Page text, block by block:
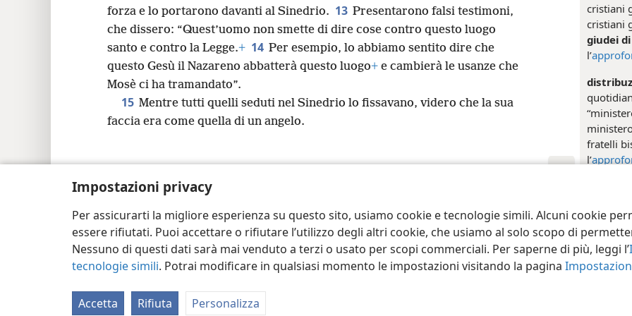
Impostazioni privacy
Per assicurarti la migliore esperienza su questo sito, usiamo cookie e tecnologie simili. Alcuni cookie
essere rifiutati. Puoi accettare o rifiutare l’utilizzo degli altri cookie, che usiamo al solo scopo di
Nessuno di questi dati sarà mai venduto a terzi o usato per scopi commerciali. Per saperne di più, leggi l’
tecnologie simili. Potrai modificare in qualsiasi momento le impostazioni visitando la pagina
Accetta Rifiuta Personalizza
cristiani
cristiani
giudei
l’
fratelli
l’
forza e lo portarono davanti al Sinedrio. 13 Presentarono falsi testimoni,
che dissero: “Quest’uomo non smette di dire cose contro questo luogo
santo e contro la Legge.+ 14 Per esempio, lo abbiamo sentito dire che
questo Gesù il Nazareno abbatterà questo luogo+ e cambierà le usanze che
Mosè ci ha tramandato”.
15 Mentre tutti quelli seduti nel Sinedrio lo fissavano, videro che la sua
faccia era come quella di un angelo.
Copyright © 2026 Watch Tower Bible and Tract Society of Pennsylvania